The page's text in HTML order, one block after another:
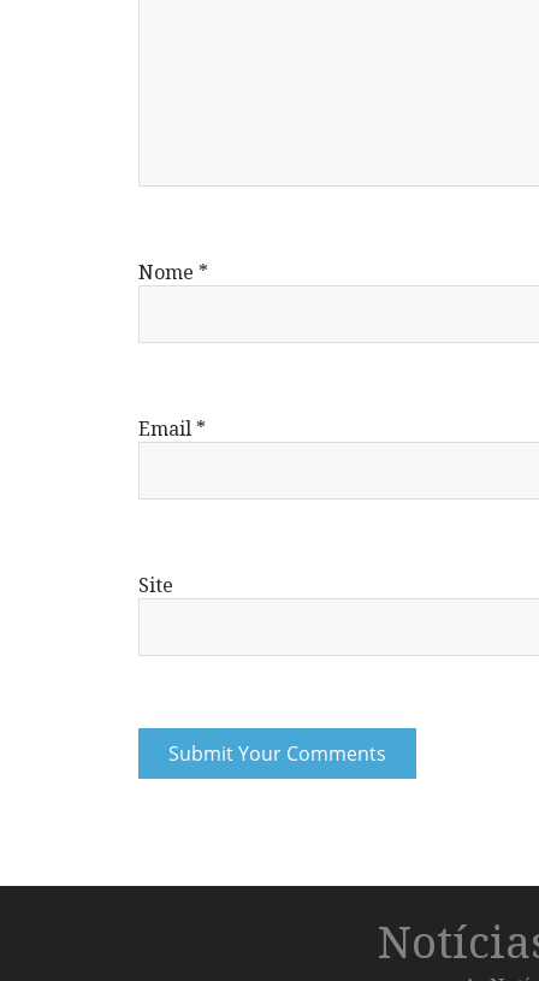
Nome *
Email *
Site